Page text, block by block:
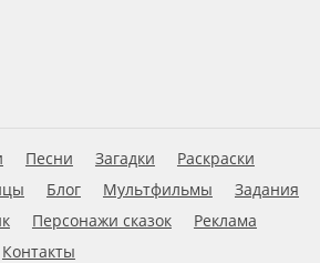
Песни Загадки
Раскраски
Блог Мультфильмы
Задания
Персонажи сказок
Реклама
Контакты